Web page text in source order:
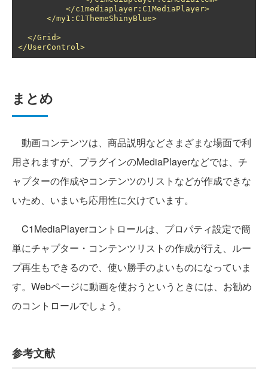
</c1mediaplayer:C1MediaPlayer>
</my1:C1ThemeShinyBlue>
</Grid>
</UserControl>
まとめ
動画コンテンツは、商品説明などさまざまな場面で利
用されますが、プラグインのMediaPlayerなどでは、チ
ャプターの作成やコンテンツのリストなどが作成できな
いため、いまいち応用性に欠けています。
C1MediaPlayerコントロールは、プロパティ設定で簡
単にチャプター・コンテンツリストの作成が行え、ルー
プ再生もできるので、使い勝手のよいものになっていま
す。Webページに動画を使おうというときには、お勧め
のコントロールでしょう。
参考文献